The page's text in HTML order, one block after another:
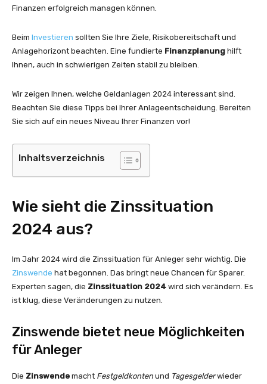
Finanzen erfolgreich managen können.
Beim Investieren sollten Sie Ihre Ziele, Risikobereitschaft und
Anlagehorizont beachten. Eine fundierte Finanzplanung hilft
Ihnen, auch in schwierigen Zeiten stabil zu bleiben.
Wir zeigen Ihnen, welche Geldanlagen 2024 interessant sind.
Beachten Sie diese Tipps bei Ihrer Anlageentscheidung. Bereiten
Sie sich auf ein neues Niveau Ihrer Finanzen vor!
Inhaltsverzeichnis
Wie sieht die Zinssituation
2024 aus?
Im Jahr 2024 wird die Zinssituation für Anleger sehr wichtig. Die
Zinswende hat begonnen. Das bringt neue Chancen für Sparer.
Experten sagen, die Zinssituation 2024 wird sich verändern. Es
ist klug, diese Veränderungen zu nutzen.
Zinswende bietet neue Möglichkeiten
für Anleger
Die Zinswende macht Festgeldkonten und Tagesgelderwieder